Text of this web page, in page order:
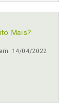
Mais?
14/04/2022